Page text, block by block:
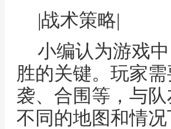
|战术策略|
小编认为游戏
胜的关键。玩家
袭、合围等，与
不同的地图和情